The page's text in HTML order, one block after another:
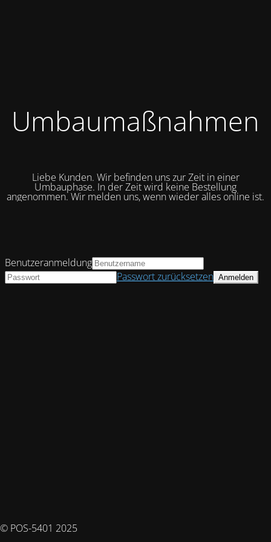
Umbaumaßnahmen
Liebe Kunden. Wir befinden uns zur Zeit in einer
Umbauphase. In der Zeit wird keine Bestellung
angenommen. Wir melden uns, wenn wieder alles online ist.
© POS-5401 2025
Benutzeranmeldung
Passwort zurücksetzen